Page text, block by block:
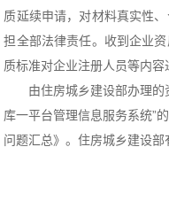
质延续申请，对材料真实性
担全部法律责任。收到企业
质标准对企业注册人员等内容
由住房城乡建设部办理
库一平台管理信息服务系统”
问题汇总》。住房城乡建设部